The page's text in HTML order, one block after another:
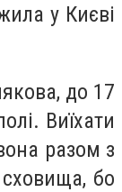
у Києві
до 17
Виїхати
разом з
бо